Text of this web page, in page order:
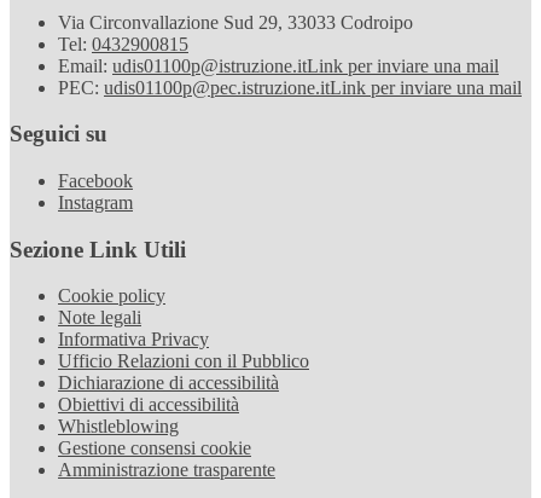
Via Circonvallazione Sud 29, 33033 Codroipo
Tel: 0432900815
Email: udis01100p@istruzione.itLink per inviare una mail
PEC: udis01100p@pec.istruzione.itLink per inviare una mail
Seguici su
Facebook
Instagram
Sezione Link Utili
Cookie policy
Note legali
Informativa Privacy
Ufficio Relazioni con il Pubblico
Dichiarazione di accessibilità
Obiettivi di accessibilità
Whistleblowing
Gestione consensi cookie
Amministrazione trasparente